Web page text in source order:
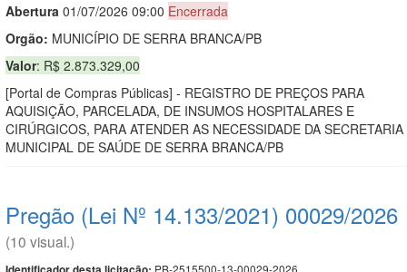
Abertura 01/07/2026 09:00 Encerrada
Orgão: MUNICÍPIO DE SERRA BRANCA/PB
Valor: R$ 2.873.329,00
[Portal de Compras Públicas] - REGISTRO DE PREÇOS PARA
AQUISIÇÃO, PARCELADA, DE INSUMOS HOSPITALARES E
CIRÚRGICOS, PARA ATENDER AS NECESSIDADE DA SECRETARIA
MUNICIPAL DE SAÚDE DE SERRA BRANCA/PB
Pregão (Lei Nº 14.133/2021) 00029/2026
(10 visual.)
PB-2515500-13-00029-2026